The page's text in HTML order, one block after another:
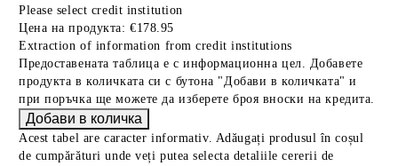
Please select credit institution
Цена на продукта: €178.95
Extraction of information from credit institutions
Предоставената таблица е с информационна цел. Добавете
продукта в количката си с бутона "Добави в количката" и
при поръчка ще можете да изберете броя вноски на кредита.
Acest tabel are caracter informativ. Adăugați produsul în coșul
de cumpărături unde veți putea selecta detaliile cererii de